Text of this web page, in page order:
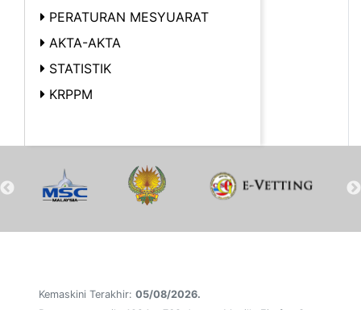
PERATURAN MESYUARAT
AKTA-AKTA
STATISTIK
KRPPM
Kemaskini Terakhir: 05/08/2026.